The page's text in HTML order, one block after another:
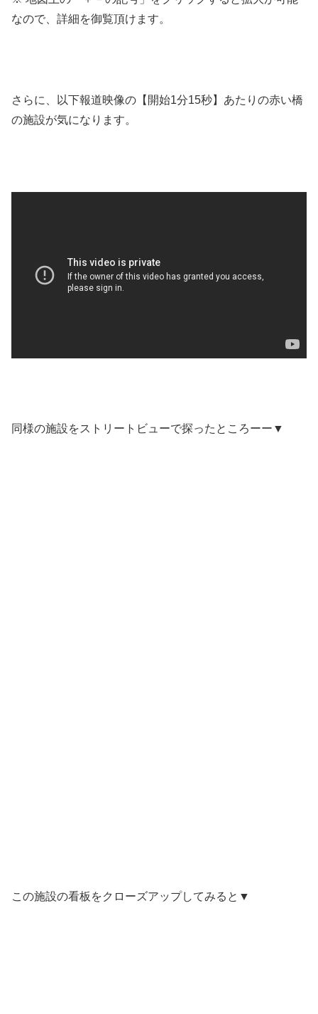
なので、詳細を御覧頂けます。
さらに、以下報道映像の【開始1分15秒】あたりの赤い橋
の施設が気になります。
同様の施設をストリートビューで探ったところーー▼
この施設の看板をクローズアップしてみると▼